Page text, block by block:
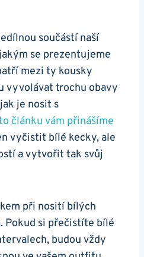
součástí naší
se ‍prezentujeme
mezi ty kousky
vyvolávat trochu obavy
je nosit s
článku vám přinášíme
vyčistit bílé kecky,⁢ ale
a⁢ vytvořit ⁣tak svůj⁤
při nosití‍ bílých
Pokud si přečistíte bílé
budou vždy